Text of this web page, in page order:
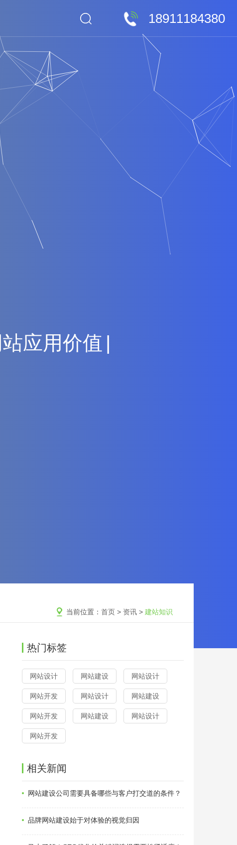
18911184380
站应用价值
当前位置：首页 > 资讯 >建站知识
热门标签
网站设计 网站建设 网站设计
网站开发 网站设计 网站建设
网站开发 网站建设 网站设计
网站开发
相关新闻
网站建设公司需要具备哪些与客户打交道的条件？
品牌网站建设始于对体验的视觉归因